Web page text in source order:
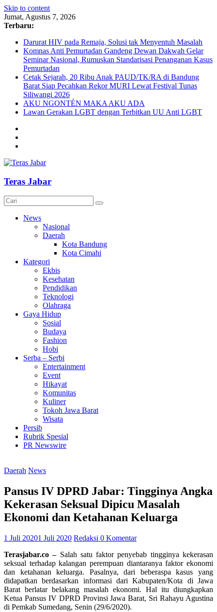
Skip to content
Jumat, Agustus 7, 2026
Terbaru:
Darurat HIV pada Remaja, Solusi tak Menyentuh Masalah
Komnas Anti Pemurtadan Gandeng Dewan Dakwah Gelar
Seminar Nasional, Rumuskan Standarisasi Penanganan Kasus
Pemurtadan
Cetak Sejarah, 20 Ribu Anak PAUD/TK/RA di Bandung
Barat Siap Pecahkan Rekor MURI Lewat Festival Tunas
Siliwangi 2026
AKU NGONTÉN MAKA AKU ADA
Lawan Gerakan LGBT dengan Terbitkan UU Anti LGBT
Teras Jabar
News
Nasional
Daerah
Kota Bandung
Kota Cimahi
Kategori
Ekbis
Kesehatan
Pendidikan
Teknologi
Olahraga
Gaya Hidup
Sosial
Budaya
Fashion
Hobi
Serba – Serbi
Entertainment
Event
Hikayat
Komunitas
Kuliner
Tokoh Jawa Barat
Wisata
Persib
Rubrik Spesial
PR Newswire
Daerah News
Pansus IV DPRD Jabar: Tingginya Angka
Kekerasan Seksual Dipicu Masalah
Ekonomi dan Ketahanan Keluarga
1 Juli 20201 Juli 2020 Redaksi 0 Komentar
Terasjabar.co – Salah satu faktor penyebab tingginya kekerasan
seksual terhadap kalangan perempuan diantaranya faktor ekonomi
dan ketahanan keluarga. Pasalnya, dari beberaspa kasus yang
didapatkan berdasarkan informasi dari Kabupaten/Kota di Jawa
Barat berlatar belakang masalah ekonomi. Hal itu diungkapkan
Ketua Pansus IV DPRD Provinsi Jawa Barat, Sri Rahayu Agustina
di Pemkab Sumedang, Senin (29/6/2020).